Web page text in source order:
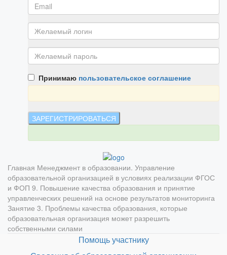
Принимаю пользовательское соглашение
Главная Менеджмент в образовании. Управление
образовательной организацией в условиях реализации ФГОС
и ФОП 9. Повышение качества образования и принятие
управленческих решений на основе результатов мониторинга
Занятие 3. Проблемы качества образования, которые
образовательная организация может разрешить
собственными силами
Помощь участнику